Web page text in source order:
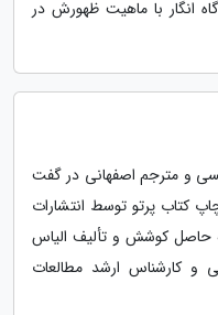
انگار با ماهیت ظهورش در
و مترجم اصفهانی در گفت
چاپ کتاب پرتو توسط انتشارات
حاصل کوشش و تألیف الیاس
و کارشناس ارشد مطالعات